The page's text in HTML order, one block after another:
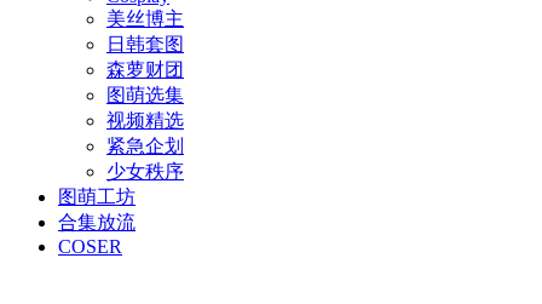
美丝博主
日韩套图
森萝财团
图萌选集
视频精选
紧急企划
少女秩序
图萌工坊
合集放流
COSER